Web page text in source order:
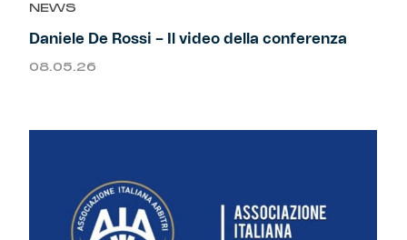
NEWS
Daniele De Rossi – Il video della conferenza
08.05.26